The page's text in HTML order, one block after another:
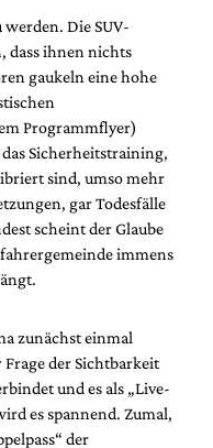
Die SUV-
dass ihnen nichts
gaukeln eine hohe
Programmflyer)
Sicherheitstraining,
sind, umso mehr
gar Todesfälle
scheint der Glaube
immens
zunächst einmal
der Sichtbarkeit
und es als „Live-
es spannend. Zumal,
der